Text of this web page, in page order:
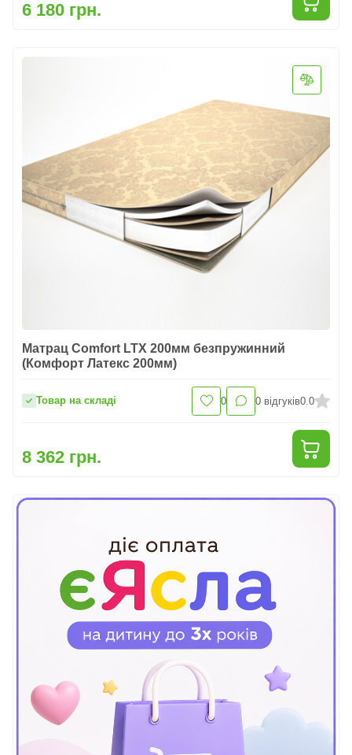
6 180 грн.
Матрац Comfort LTX 200мм безпружинний
(Комфорт Латекс 200мм)
Товар на складі 0 0 відгуків0.0
8 362 грн.